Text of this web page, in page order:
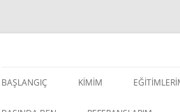
İçeriğe
BAŞLANGIÇ KIMIM